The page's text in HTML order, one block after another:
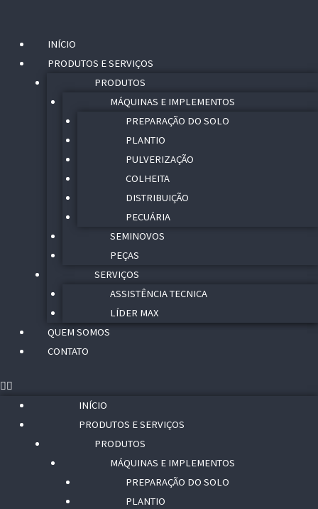
INÍCIO
PRODUTOS E SERVIÇOS
PRODUTOS
MÁQUINAS E IMPLEMENTOS
PREPARAÇÃO DO SOLO
PLANTIO
PULVERIZAÇÃO
COLHEITA
DISTRIBUIÇÃO
PECUÁRIA
SEMINOVOS
PEÇAS
SERVIÇOS
ASSISTÊNCIA TECNICA
LÍDER MAX
QUEM SOMOS
CONTATO
Menu
INÍCIO
PRODUTOS E SERVIÇOS
PRODUTOS
MÁQUINAS E IMPLEMENTOS
PREPARAÇÃO DO SOLO
PLANTIO